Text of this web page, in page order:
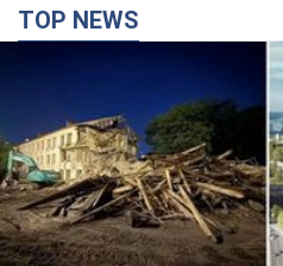
TOP NEWS